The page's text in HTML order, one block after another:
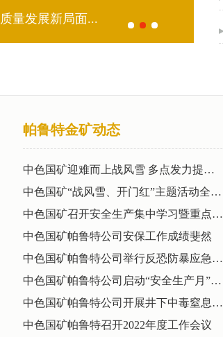
帕鲁特金矿动态
中色国矿迎难而上战风雪 多点发力提效益
中色国矿“战风雪、开门红”主题活动全面启...
中色国矿召开安全生产集中学习暨重点工作推...
中色国矿帕鲁特公司安保工作成绩斐然
中色国矿帕鲁特公司举行反恐防暴应急演练
中色国矿帕鲁特公司启动“安全生产月”活动
中色国矿帕鲁特公司开展井下中毒窒息事故应...
中色国矿帕鲁特召开2022年度工作会议